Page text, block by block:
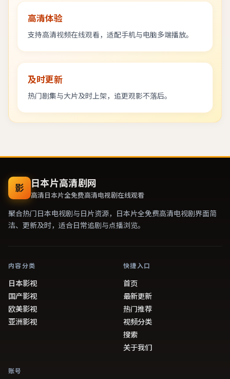
高清体验
支持高清视频在线观看，适配手机与电脑多端播放。
及时更新
热门剧集与大片及时上架，追更观影不落后。
影 日本片高清剧网
高清日本片全免费高清电视剧在线观看
聚合热门日本电视剧与日片资源， 日本片全免费高清电视剧界面简
洁、更新及时，适合日常追剧与点播浏览。
内容分类
日本影视
国产影视
欧美影视
亚洲影视
快捷入口
首页
最新更新
热门推荐
视频分类
搜索
关于我们
账号